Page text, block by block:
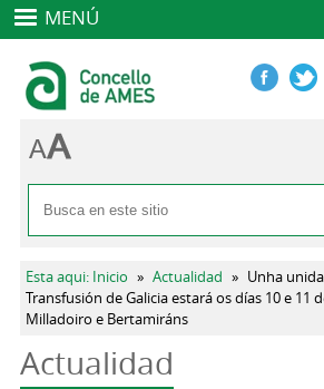
MENÚ
Formulario de búsqueda
Buscar
Se encuentra usted aquí
Esta aqui: Inicio » Actualidad » Unha
Transfusión de Galicia estará os días 10 e 11
Milladoiro e Bertamiráns
Actualidad